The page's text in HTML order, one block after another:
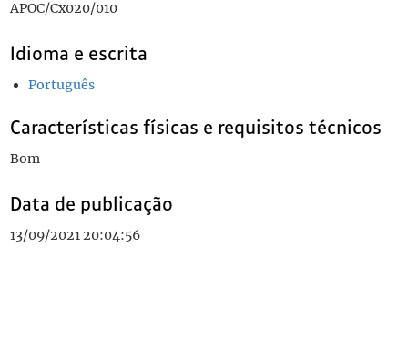
APOC/Cx020/010
Idioma e escrita
Português
Características físicas e requisitos técnicos
Bom
Data de publicação
13/09/2021 20:04:56